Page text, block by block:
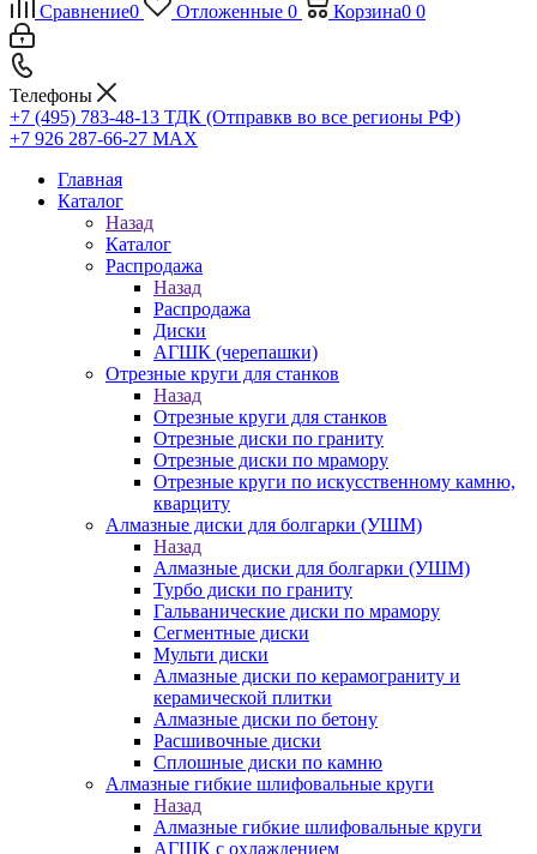
Сравнение0 Отложенные 0 Корзина0 0
Телефоны
+7 (495) 783-48-13 ТДК (Отправкв во все регионы РФ)
+7 926 287-66-27 МАХ
Главная
Каталог
Назад
Каталог
Распродажа
Назад
Распродажа
Диски
АГШК (черепашки)
Отрезные круги для станков
Назад
Отрезные круги для станков
Отрезные диски по граниту
Отрезные диски по мрамору
Отрезные круги по искусственному камню,
кварциту
Алмазные диски для болгарки (УШМ)
Назад
Алмазные диски для болгарки (УШМ)
Турбо диски по граниту
Гальванические диски по мрамору
Сегментные диски
Мульти диски
Алмазные диски по керамограниту и
керамической плитки
Алмазные диски по бетону
Расшивочные диски
Сплошные диски по камню
Алмазные гибкие шлифовальные круги
Назад
Алмазные гибкие шлифовальные круги
АГШК с охлаждением